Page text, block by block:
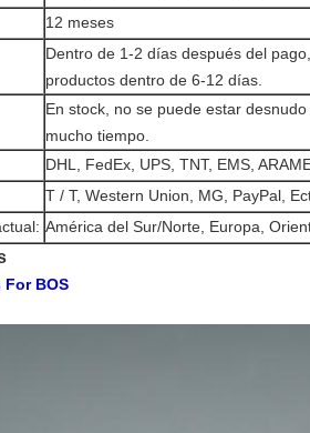
12 meses
Dentro de 1-2 días después del
productos dentro de 6-12 días.
En stock, no se puede estar
mucho tiempo.
DHL, FedEx, UPS, TNT, EMS,
T / T, Western Union, MG, PayPal,
América del Sur/Norte, Europa,
BOS